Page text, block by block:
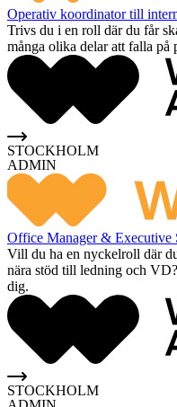
Operativ koordinator till
Trivs du i en roll där du får
många olika delar att falla på
STOCKHOLM
ADMIN
Office Manager & Executive
Vill du ha en nyckelroll där
nära stöd till ledning och
dig.
STOCKHOLM